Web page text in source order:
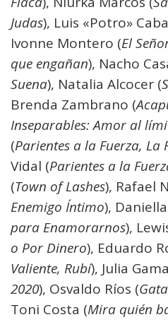
Judas), Luis «Potro»
Ivonne Montero (El
que engañan), Nacho
Suena), Natalia Alcocer (
Brenda Zambrano (
Inseparables: Amor al
(Parientes a la Fuerza, La
Vidal (Parientes a la
(Town of Lashes), Rafael
Enemigo Íntimo),
para Enamorarnos),
o Por Dinero), Eduardo
Valiente, Rubí), Julia
2020), Osvaldo Ríos (
Toni Costa (Mira quién